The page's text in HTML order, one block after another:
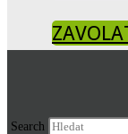
Search